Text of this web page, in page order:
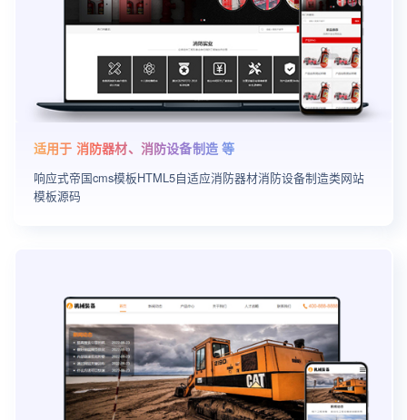
适用于 消防器材、消防设备制造 等
响应式帝国cms模板HTML5自适应消防器材消防设备制造类网站
模板源码